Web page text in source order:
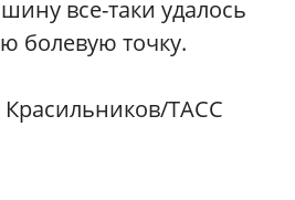
все-таки удалось
болевую точку.
Красильников/ТАСС